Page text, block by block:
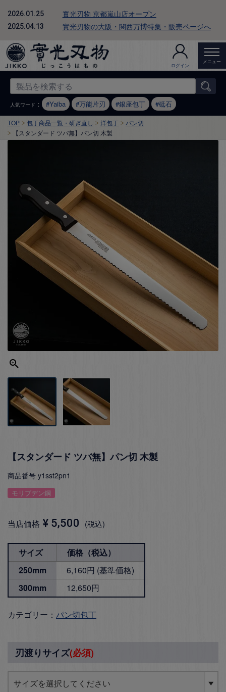
2026.01.25 實光刃物 京都嵐山店オープン
2025.04.13 實光刃物の大阪・関西万博特集・販売ページへ
ログイン
メニュー
人気ワード ： Yaiba 万能片刃 銀座包丁 砥石
TOP 包丁商品一覧・研ぎ直し 洋包丁
パン切
【スタンダード ツバ無】パン切 木製
【スタンダード ツバ無】パン切 木製
商品番号 y1sst2pn1
モリブデン鋼
当店価格 ¥ 5,500 税込
サイズ
価格（税込）
250mm
6,160円 (基準価格)
300mm
12,650円
カテゴリー： パン切包丁
刃渡りサイズ(必須)